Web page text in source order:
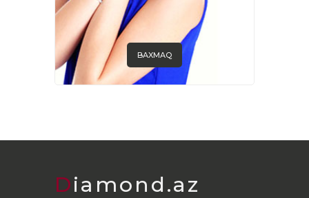
BAXMAQ
Diamond.az